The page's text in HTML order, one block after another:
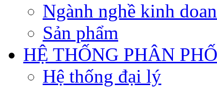
Ngành nghề kinh
Sản phẩm
HỆ THỐNG PHÂN
Hệ thống đại lý